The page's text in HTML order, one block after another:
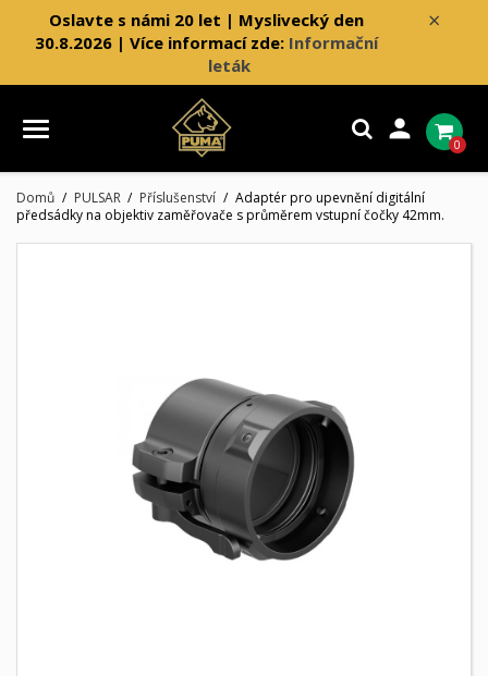
×
Oslavte s námi 20 let | Myslivecký den
30.8.2026 | Více informací zde: Informační
leták

0
Domů PULSAR Příslušenství
Adaptér pro upevnění digitální
předsádky na objektiv zaměřovače s průměrem vstupní čočky 42mm.